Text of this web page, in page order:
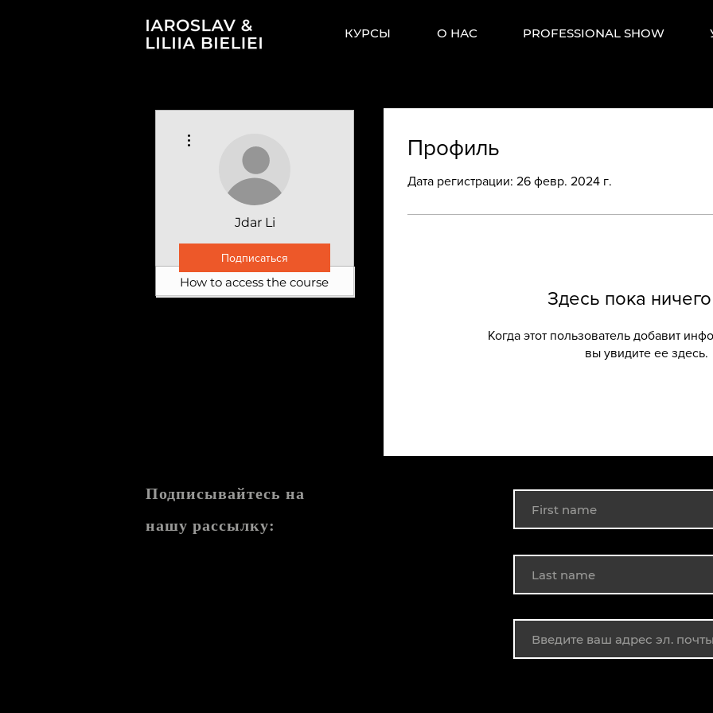
КУРСЫ О НАС PROFESSIONAL SHOW
Профиль
Дата регистрации: 26 февр. 2024 г.
Здесь пока
Когда этот пользователь добавит
вы увидите ее здесь.
Jdar Li
Подписаться
How to access the course
Подписывайтесь на
нашу рассылку: